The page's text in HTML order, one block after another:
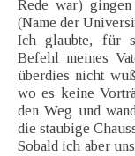
Rede war)
(Name der
Ich glaubte, für
Befehl meines
überdies nicht
wo es keine
den Weg und
die staubige
Sobald ich aber